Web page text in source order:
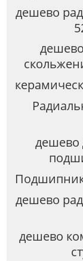
дешево
дешево
дешево
дешево